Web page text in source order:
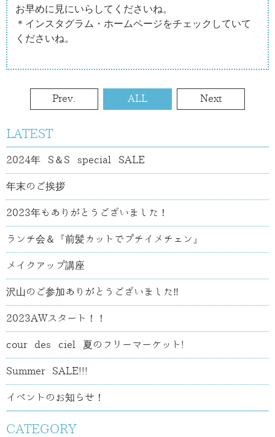
お早めに見にいらしてくださいね。
＊インスタグラム・ホームページをチェックしていて
くださいね。
Prev. ALL Next
LATEST
2024年 S＆S special SALE
年末のご挨拶
2023年もありがとうございました！
ランチ会＆『前髪カットでプチイメチェン』
メイクアップ講座
沢山のご参加ありがとうございました‼
2023AWスタート！！
cour des ciel 夏のフリーマーケット!
Summer SALE!!!
イベントのお知らせ！
CATEGORY